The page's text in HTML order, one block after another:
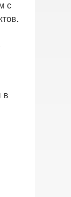
с
в